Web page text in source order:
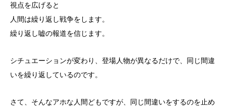
視点を広げると
人間は繰り返し戦争をします。
繰り返し嘘の報道を信じます。
シチュエーションが変わり、登場人物が異なるだけで、同じ間違
いを繰り返しているのです。
さて、そんなアホな人間どもですが、同じ間違いをするのを止め